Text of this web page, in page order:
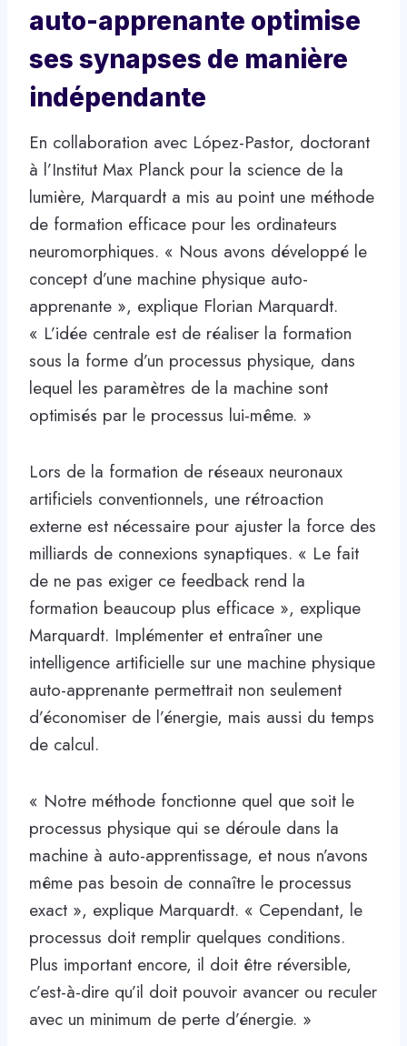
auto-apprenante optimise
ses synapses de manière
indépendante
En collaboration avec López-Pastor, doctorant
à l’Institut Max Planck pour la science de la
lumière, Marquardt a mis au point une méthode
de formation efficace pour les ordinateurs
neuromorphiques. « Nous avons développé le
concept d’une machine physique auto-
apprenante », explique Florian Marquardt.
« L’idée centrale est de réaliser la formation
sous la forme d’un processus physique, dans
lequel les paramètres de la machine sont
optimisés par le processus lui-même. »
Lors de la formation de réseaux neuronaux
artificiels conventionnels, une rétroaction
externe est nécessaire pour ajuster la force des
milliards de connexions synaptiques. « Le fait
de ne pas exiger ce feedback rend la
formation beaucoup plus efficace », explique
Marquardt. Implémenter et entraîner une
intelligence artificielle sur une machine physique
auto-apprenante permettrait non seulement
d’économiser de l’énergie, mais aussi du temps
de calcul.
« Notre méthode fonctionne quel que soit le
processus physique qui se déroule dans la
machine à auto-apprentissage, et nous n’avons
même pas besoin de connaître le processus
exact », explique Marquardt. « Cependant, le
processus doit remplir quelques conditions.
Plus important encore, il doit être réversible,
c’est-à-dire qu’il doit pouvoir avancer ou reculer
avec un minimum de perte d’énergie. »